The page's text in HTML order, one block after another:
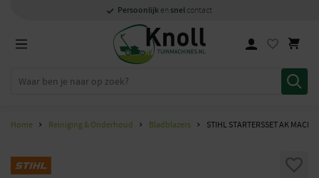
Specialistenmet kennis van zaken
1000m2showroom in Staphorst
Persoonlijk en snel contact
Home Reiniging & Onderhoud Bladblazers STIHL STARTERSSET AK